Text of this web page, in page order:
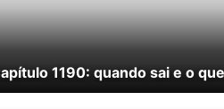
1190: quando sai e o